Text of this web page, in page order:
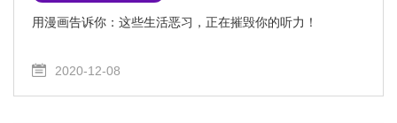
用漫画告诉你：这些生活恶习，正在摧毁你的听力！
2020-12-08